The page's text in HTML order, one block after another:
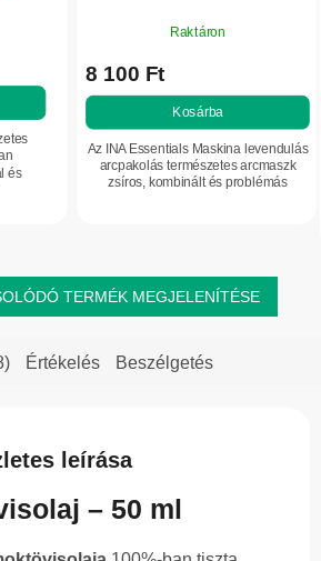
és
Raktáron
8 100 Ft
Kosárba
Az INA Essentials Maskina levendulás
arcpakolás természetes arcmaszk
zsíros, kombinált és problémás
TERMÉK MEGJELENÍTÉSE
Értékelés Beszélgetés
leírása
– 50 ml